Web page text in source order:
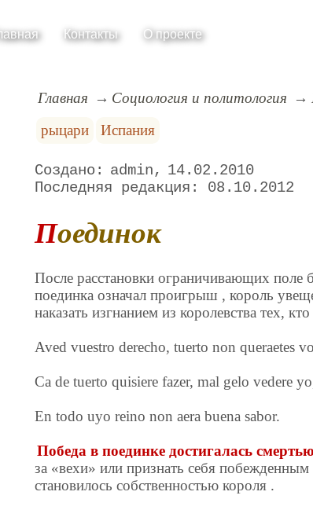
Контакты О проекте
Главная Социология и политология
рыцари
Испания
admin
14.02.2010
08.10.2012
Поединок
После расстановки ограничивающих поле
поединка означал проигрыш , король
наказать изгнанием из королевства тех,
Aved vuestro derecho, tuerto non queraetes
Ca de tuerto quisiere fazer, mal gelo vedere
En todo uyo reino non aera buena sabor.
Победа в поединке достигалась
за «вехи» или признать себя
становилось собственностью короля .